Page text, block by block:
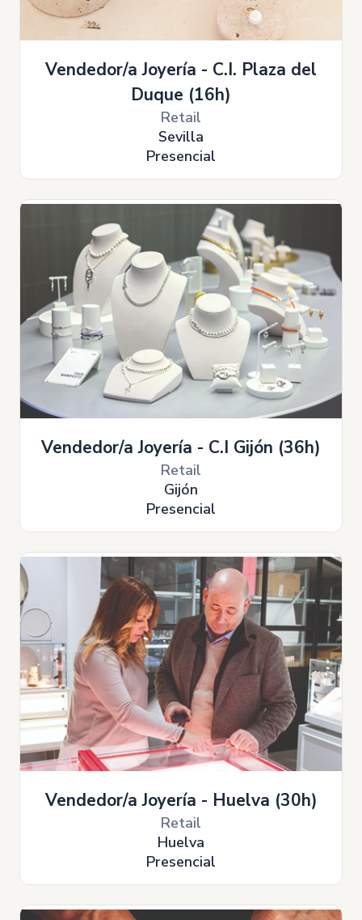
Vendedor/a Joyería - C.I. Plaza del
Duque (16h)
Retail
Sevilla
Presencial
Vendedor/a Joyería - C.I Gijón (36h)
Retail
Gijón
Presencial
Vendedor/a Joyería - Huelva (30h)
Retail
Huelva
Presencial